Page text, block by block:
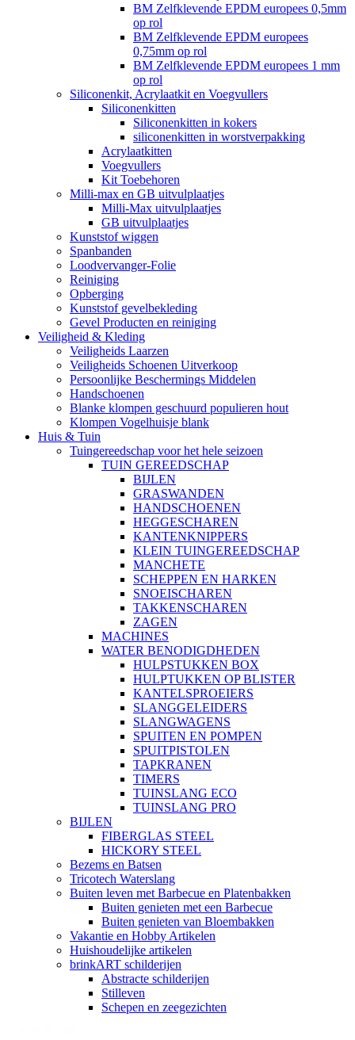
BM Zelfklevende EPDM europees 0,5mm
op rol
BM Zelfklevende EPDM europees
0,75mm op rol
BM Zelfklevende EPDM europees 1 mm
op rol
Siliconenkit, Acrylaatkit en Voegvullers
Siliconenkitten
Siliconenkitten in kokers
siliconenkitten in worstverpakking
Acrylaatkitten
Voegvullers
Kit Toebehoren
Milli-max en GB uitvulplaatjes
Milli-Max uitvulplaatjes
GB uitvulplaatjes
Kunststof wiggen
Spanbanden
Loodvervanger-Folie
Reiniging
Opberging
Kunststof gevelbekleding
Gevel Producten en reiniging
Veiligheid & Kleding
Veiligheids Laarzen
Veiligheids Schoenen Uitverkoop
Persoonlijke Beschermings Middelen
Handschoenen
Blanke klompen geschuurd populieren hout
Klompen Vogelhuisje blank
Huis & Tuin
Tuingereedschap voor het hele seizoen
TUIN GEREEDSCHAP
BIJLEN
GRASWANDEN
HANDSCHOENEN
HEGGESCHAREN
KANTENKNIPPERS
KLEIN TUINGEREEDSCHAP
MANCHETE
SCHEPPEN EN HARKEN
SNOEISCHAREN
TAKKENSCHAREN
ZAGEN
MACHINES
WATER BENODIGDHEDEN
HULPSTUKKEN BOX
HULPTUKKEN OP BLISTER
KANTELSPROEIERS
SLANGGELEIDERS
SLANGWAGENS
SPUITEN EN POMPEN
SPUITPISTOLEN
TAPKRANEN
TIMERS
TUINSLANG ECO
TUINSLANG PRO
BIJLEN
FIBERGLAS STEEL
HICKORY STEEL
Bezems en Batsen
Tricotech Waterslang
Buiten leven met Barbecue en Platenbakken
Buiten genieten met een Barbecue
Buiten genieten van Bloembakken
Vakantie en Hobby Artikelen
Huishoudelijke artikelen
brinkART schilderijen
Abstracte schilderijen
Stilleven
Schepen en zeegezichten